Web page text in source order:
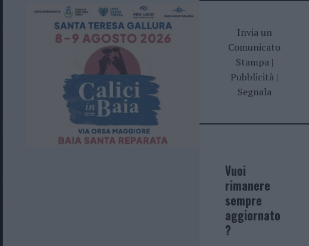
Invia un
Comunicato
Stampa|
Pubblicità |
Segnala
Vuoi
rimanere
sempre
aggiornato
?